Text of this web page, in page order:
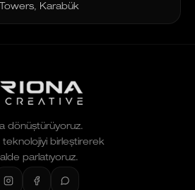
Karabük
dönüştürüyoruz.
teknolojiyi birleştirerek
parlatıyoruz.